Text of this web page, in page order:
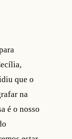
que o
na
é o nosso